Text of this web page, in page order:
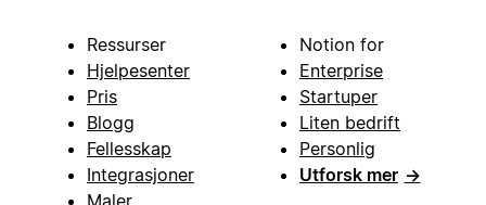
Ressurser
Hjelpesenter
Pris
Blogg
Fellesskap
Integrasjoner
Maler
Notion for
Enterprise
Startuper
Liten bedrift
Personlig
Utforsk mer →